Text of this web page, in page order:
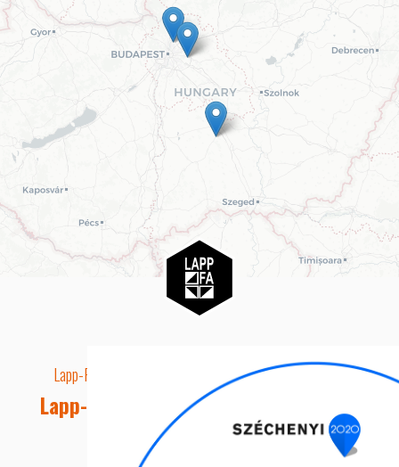
Lapp-Fa EUTR technikai azonosító száma: AA5849163
Lapp-fa Kft. Webshop Ügyfélszolgálat
Telefon: +36 20 8515050
E-mail cím: webshop@lapp-fa.hu